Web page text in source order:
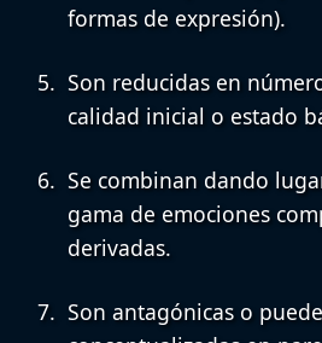
formas de expresión).
Son reducidas en
calidad inicial o estado
Se combinan dando
gama de emociones
derivadas.
Son antagónicas o